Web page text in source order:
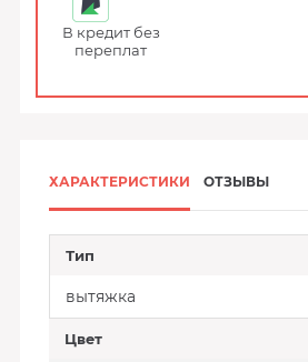
В кредит без
переплат
ХАРАКТЕРИСТИКИ ОТЗЫВЫ
Тип
вытяжка
Цвет